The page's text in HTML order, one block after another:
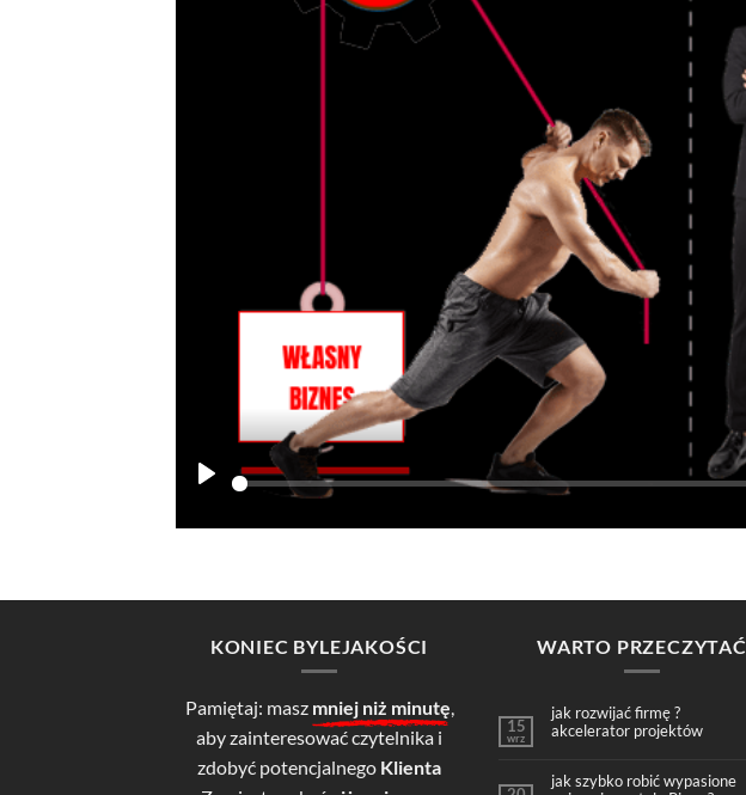
KONIEC BYLEJAKOŚCI
Pamiętaj: masz mniej niż minutę,
aby zainteresować czytelnika i
zdobyć potencjalnego Klienta
WARTO PRZECZYTAĆ
15
wrz
jak rozwijać firmę ?
akcelerator projektów
jak szybko robić wypasione